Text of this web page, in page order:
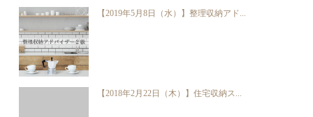
【2019年5月8日（水）】整理収納アド...
【2018年2月22日（木）】住宅収納ス...